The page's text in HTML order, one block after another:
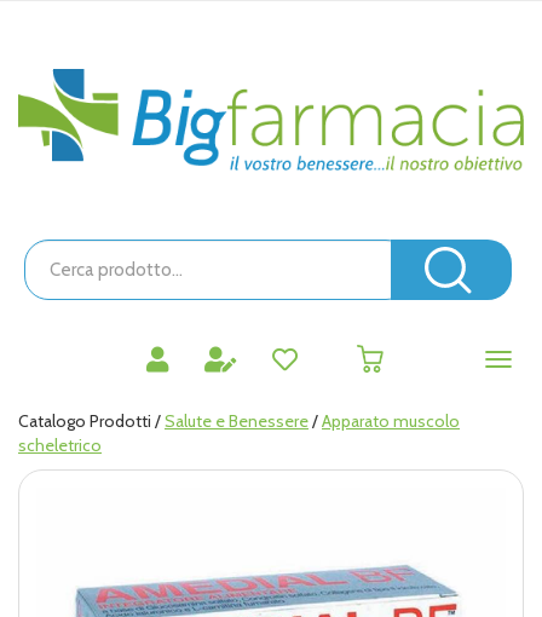
principaleBigfarmacia
Cerca
Prodotto
Catalogo Prodotti /Salute e Benessere/Apparato muscolo
scheletrico